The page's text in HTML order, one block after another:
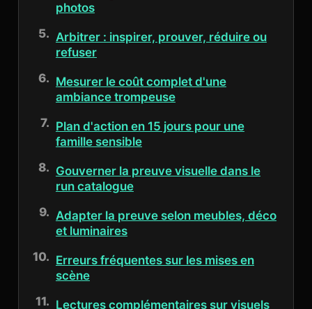
photos
Arbitrer : inspirer, prouver, réduire ou
refuser
Mesurer le coût complet d'une
ambiance trompeuse
Plan d'action en 15 jours pour une
famille sensible
Gouverner la preuve visuelle dans le
run catalogue
Adapter la preuve selon meubles, déco
et luminaires
Erreurs fréquentes sur les mises en
scène
Lectures complémentaires sur visuels